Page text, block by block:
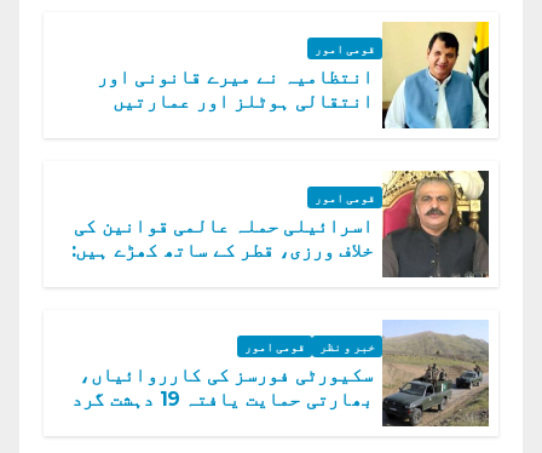
قومی امور
انتظامیہ نے میرے قانونی اور
انتقالی ہوٹلز اور عمارتیں
قومی امور
اسرائیلی حملہ عالمی قوانین کی
خلاف ورزی، قطر کے ساتھ کھڑے ہیں:
خبر و نظر قومی امور
سکیورٹی فورسز کی کارروائیاں،
بھارتی حمایت یافتہ 19 دہشت گرد